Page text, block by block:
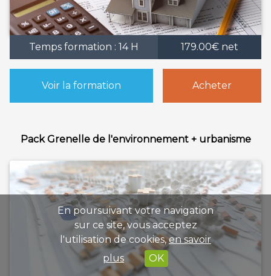
En poursuivant votre navigation
sur ce site, vous acceptez
l'utilisation de cookies,en savoir
plus
OK
Temps formation : 14 H 179.00€ net
Voir la formation Acheter
Pack Grenelle de l'environnement + urbanisme